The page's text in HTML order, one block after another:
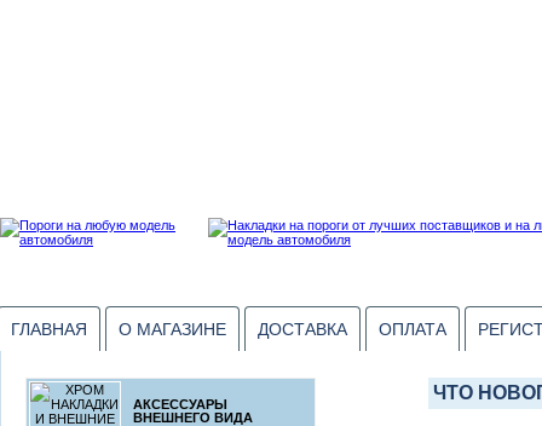
ГЛАВНАЯ О МАГАЗИНЕ ДОСТАВКА ОПЛАТА
АКСЕССУАРЫ
ВНЕШНЕГО ВИДА
ЧТО